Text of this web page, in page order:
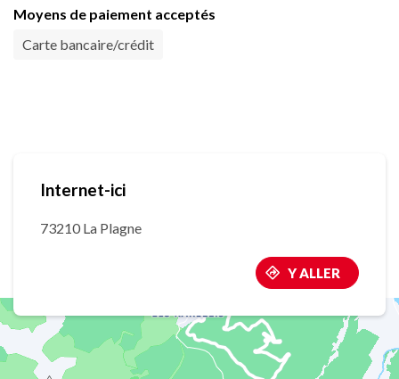
Moyens de paiement acceptés
Carte bancaire/crédit
Internet-ici
73210 La Plagne
Y ALLER